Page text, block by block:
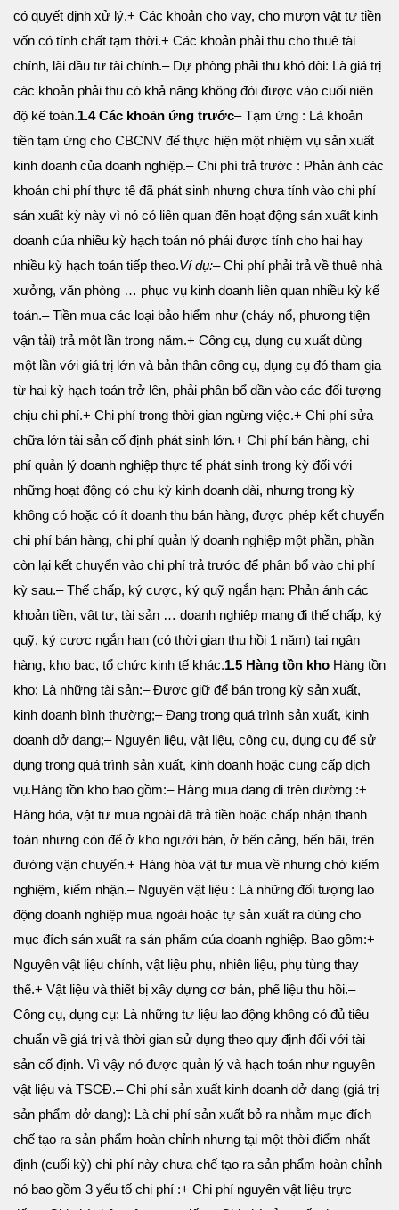
có quyết định xử lý.+ Các khoản cho vay, cho mượn vật tư tiền
vốn có tính chất tạm thời.+ Các khoản phải thu cho thuê tài
chính, lãi đầu tư tài chính.– Dự phòng phải thu khó đòi: Là giá trị
các khoản phải thu có khả năng không đòi được vào cuối niên
độ kế toán.1.4 Các khoản ứng trước– Tạm ứng : Là khoản
tiền tạm ứng cho CBCNV để thực hiện một nhiệm vụ sản xuất
kinh doanh của doanh nghiệp.– Chi phí trả trước : Phản ánh các
khoản chi phí thực tế đã phát sinh nhưng chưa tính vào chi phí
sản xuất kỳ này vì nó có liên quan đến hoạt động sản xuất kinh
doanh của nhiều kỳ hạch toán nó phải được tính cho hai hay
nhiều kỳ hạch toán tiếp theo.Ví dụ:– Chi phí phải trả về thuê nhà
xưởng, văn phòng … phục vụ kinh doanh liên quan nhiều kỳ kế
toán.– Tiền mua các loại bảo hiểm như (cháy nổ, phương tiện
vận tải) trả một lần trong năm.+ Công cụ, dụng cụ xuất dùng
một lần với giá trị lớn và bản thân công cụ, dụng cụ đó tham gia
từ hai kỳ hạch toán trở lên, phải phân bổ dần vào các đối tượng
chịu chi phí.+ Chi phí trong thời gian ngừng việc.+ Chi phí sửa
chữa lớn tài sản cố định phát sinh lớn.+ Chi phí bán hàng, chi
phí quản lý doanh nghiệp thực tế phát sinh trong kỳ đối với
những hoạt động có chu kỳ kinh doanh dài, nhưng trong kỳ
không có hoặc có ít doanh thu bán hàng, được phép kết chuyển
chi phí bán hàng, chi phí quản lý doanh nghiệp một phần, phần
còn lại kết chuyển vào chi phí trả trước để phân bổ vào chi phí
kỳ sau.– Thế chấp, ký cược, ký quỹ ngắn hạn: Phản ánh các
khoản tiền, vật tư, tài sản … doanh nghiệp mang đi thế chấp, ký
quỹ, ký cược ngắn hạn (có thời gian thu hồi 1 năm) tại ngân
hàng, kho bạc, tổ chức kinh tế khác.1.5 Hàng tồn kho Hàng tồn
kho: Là những tài sản:– Được giữ để bán trong kỳ sản xuất,
kinh doanh bình thường;– Đang trong quá trình sản xuất, kinh
doanh dở dang;– Nguyên liệu, vật liệu, công cụ, dụng cụ để sử
dụng trong quá trình sản xuất, kinh doanh hoặc cung cấp dịch
vụ.Hàng tồn kho bao gồm:– Hàng mua đang đi trên đường :+
Hàng hóa, vật tư mua ngoài đã trả tiền hoặc chấp nhận thanh
toán nhưng còn để ở kho người bán, ở bến cảng, bến bãi, trên
đường vận chuyển.+ Hàng hóa vật tư mua về nhưng chờ kiểm
nghiệm, kiểm nhận.– Nguyên vật liệu : Là những đối tượng lao
động doanh nghiệp mua ngoài hoặc tự sản xuất ra dùng cho
mục đích sản xuất ra sản phẩm của doanh nghiệp. Bao gồm:+
Nguyên vật liệu chính, vật liệu phụ, nhiên liệu, phụ tùng thay
thế.+ Vật liệu và thiết bị xây dựng cơ bản, phế liệu thu hồi.–
Công cụ, dụng cụ: Là những tư liệu lao động không có đủ tiêu
chuẩn về giá trị và thời gian sử dụng theo quy định đối với tài
sản cố định. Vì vậy nó được quản lý và hạch toán như nguyên
vật liệu và TSCĐ.– Chi phí sản xuất kinh doanh dở dang (giá trị
sản phẩm dở dang): Là chi phí sản xuất bỏ ra nhằm mục đích
chế tạo ra sản phẩm hoàn chỉnh nhưng tại một thời điểm nhất
định (cuối kỳ) chi phí này chưa chế tạo ra sản phẩm hoàn chỉnh
nó bao gồm 3 yếu tố chi phí :+ Chi phí nguyên vật liệu trực